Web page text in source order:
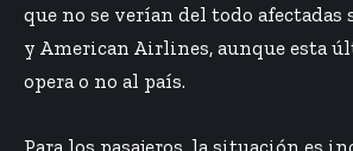
que no se verían del todo
y American Airlines, aunque esta
opera o no al país.
Para los pasajeros, la situación es